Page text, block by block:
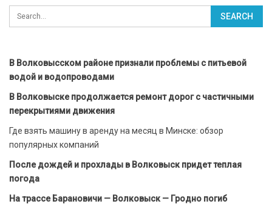
В Волковысском районе признали проблемы с питьевой
водой и водопроводами
В Волковыске продолжается ремонт дорог с частичными
перекрытиями движения
Где взять машину в аренду на месяц в Минске: обзор
популярных компаний
После дождей и прохлады в Волковыск придет теплая
погода
На трассе Барановичи — Волковыск — Гродно погиб